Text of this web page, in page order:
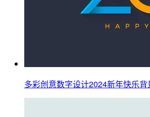
多彩创意数字设计2024新年快乐